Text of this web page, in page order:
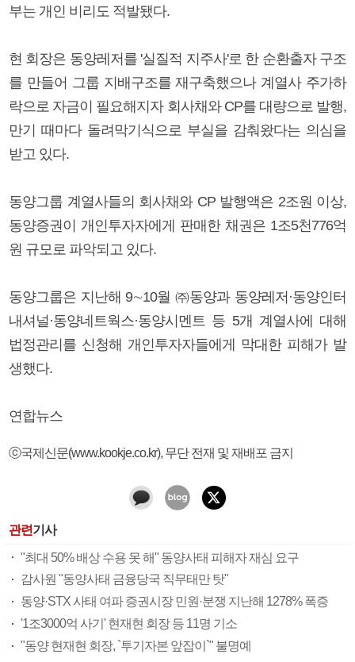
부는 개인 비리도 적발됐다.
현 회장은 동양레저를 '실질적 지주사'로 한 순환출자 구조
를 만들어 그룹 지배구조를 재구축했으나 계열사 주가하
락으로 자금이 필요해지자 회사채와 CP를 대량으로 발행,
만기 때마다 돌려막기식으로 부실을 감춰왔다는 의심을
받고 있다.
동양그룹 계열사들의 회사채와 CP 발행액은 2조원 이상,
동양증권이 개인투자자에게 판매한 채권은 1조5천776억
원 규모로 파악되고 있다.
동양그룹은 지난해 9∼10월 ㈜동양과 동양레저·동양인터
내셔널·동양네트웍스·동양시멘트 등 5개 계열사에 대해
법정관리를 신청해 개인투자자들에게 막대한 피해가 발
생했다.
연합뉴스
ⓒ국제신문(www.kookje.co.kr), 무단 전재 및 재배포 금지
관련기사
"최대 50% 배상 수용 못 해" 동양사태 피해자 재심 요구
감사원 "동양사태 금융당국 직무태만 탓"
동양·STX 사태 여파 증권시장 민원·분쟁 지난해 1278% 폭증
'1조3000억 사기' 현재현 회장 등 11명 기소
"동양 현재현 회장, `투기자본 앞잡이`" 불명예